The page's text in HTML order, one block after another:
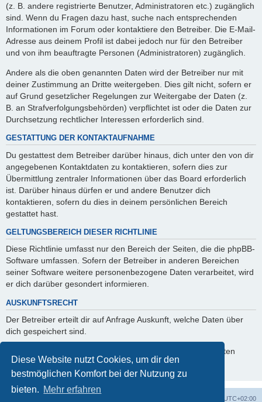
Diese Website nutzt Cookies, um dir den
bestmöglichen Komfort bei der Nutzung zu
bieten. Mehr erfahren
(z. B. andere registrierte Benutzer, Administratoren etc.) zugänglich
sind. Wenn du Fragen dazu hast, suche nach entsprechenden
Informationen im Forum oder kontaktiere den Betreiber. Die E-Mail-
Adresse aus deinem Profil ist dabei jedoch nur für den Betreiber
und von ihm beauftragte Personen (Administratoren) zugänglich.
Andere als die oben genannten Daten wird der Betreiber nur mit
deiner Zustimmung an Dritte weitergeben. Dies gilt nicht, sofern er
auf Grund gesetzlicher Regelungen zur Weitergabe der Daten (z.
B. an Strafverfolgungsbehörden) verpflichtet ist oder die Daten zur
Durchsetzung rechtlicher Interessen erforderlich sind.
GESTATTUNG DER KONTAKTAUFNAHME
Du gestattest dem Betreiber darüber hinaus, dich unter den von dir
angegebenen Kontaktdaten zu kontaktieren, sofern dies zur
Übermittlung zentraler Informationen über das Board erforderlich
ist. Darüber hinaus dürfen er und andere Benutzer dich
kontaktieren, sofern du dies in deinem persönlichen Bereich
gestattet hast.
GELTUNGSBEREICH DIESER RICHTLINIE
Diese Richtlinie umfasst nur den Bereich der Seiten, die die phpBB-
Software umfassen. Sofern der Betreiber in anderen Bereichen
seiner Software weitere personenbezogene Daten verarbeitet, wird
er dich darüber gesondert informieren.
AUSKUNFTSRECHT
Der Betreiber erteilt dir auf Anfrage Auskunft, welche Daten über
dich gespeichert sind.
Du kannst jederzeit die Löschung bzw. Sperrung deiner Daten
verlangen. Kontaktiere hierzu bitte den Betreiber.
UTC+02:00